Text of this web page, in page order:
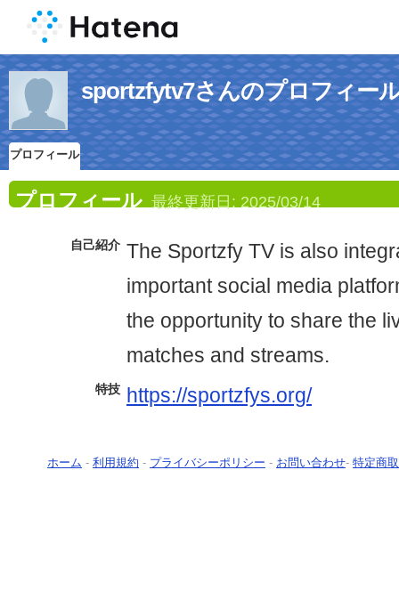
sportzfytv7さんのプロフィー
プロフィール
プロフィール 最終更新日: 2025/03/14
自己紹介 The Sportzfy TV is also
important social media
the opportunity to share the
matches and streams.
特技 https://sportzfys.org/
ホーム - 利用規約 - プライバシーポリシー - お問い合わせ- 特定商